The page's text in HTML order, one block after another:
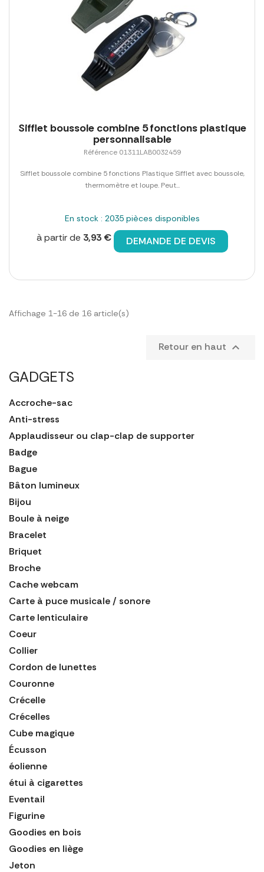
GADGETS
Accroche-sac
Anti-stress
Applaudisseur ou clap-clap de supporter
Badge
Bague
Bâton lumineux
Bijou
Boule à neige
Bracelet
Briquet
Broche
Cache webcam
Carte à puce musicale / sonore
Carte lenticulaire
Coeur
Collier
Cordon de lunettes
Couronne
Crécelle
Crécelles
Cube magique
Écusson
éolienne
étui à cigarettes
Eventail
Figurine
Goodies en bois
Goodies en liège
Jeton
Sifflet boussole combine 5 fonctions plastique
personnalisable
Référence 01311LAB0032459
Sifflet boussole combine 5 fonctions Plastique Sifflet avec boussole,
thermomètre et loupe. Peut...
En stock : 2035 pièces disponibles
à partir de 3,93 € DEMANDE DE DEVIS
Affichage 1-16 de 16 article(s)
Retour en haut 